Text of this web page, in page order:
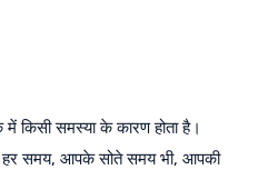
किसी समस्या के कारण होता है।
हर समय, आपके सोते समय भी, आपकी